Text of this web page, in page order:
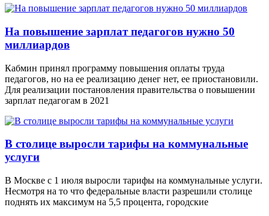
На повышение зарплат педагогов нужно 50
миллиардов
Кабмин принял программу повышения оплаты труда
педагогов, но на ее реализацию денег нет, ее приостановили.
Для реализации постановления правительства о повышении
зарплат педагогам в 2021
В столице выросли тарифы на коммунальные
услуги
В Москве с 1 июля выросли тарифы на коммунальные услуги.
Несмотря на то что федеральные власти разрешили столице
поднять их максимум на 5,5 процента, городские